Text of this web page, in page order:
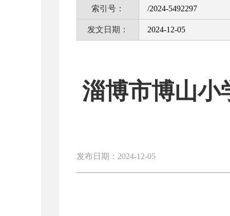
索引号： /2024-5492297
发文日期： 2024-12-05
淄博市博山小
发布日期：2024-12-05